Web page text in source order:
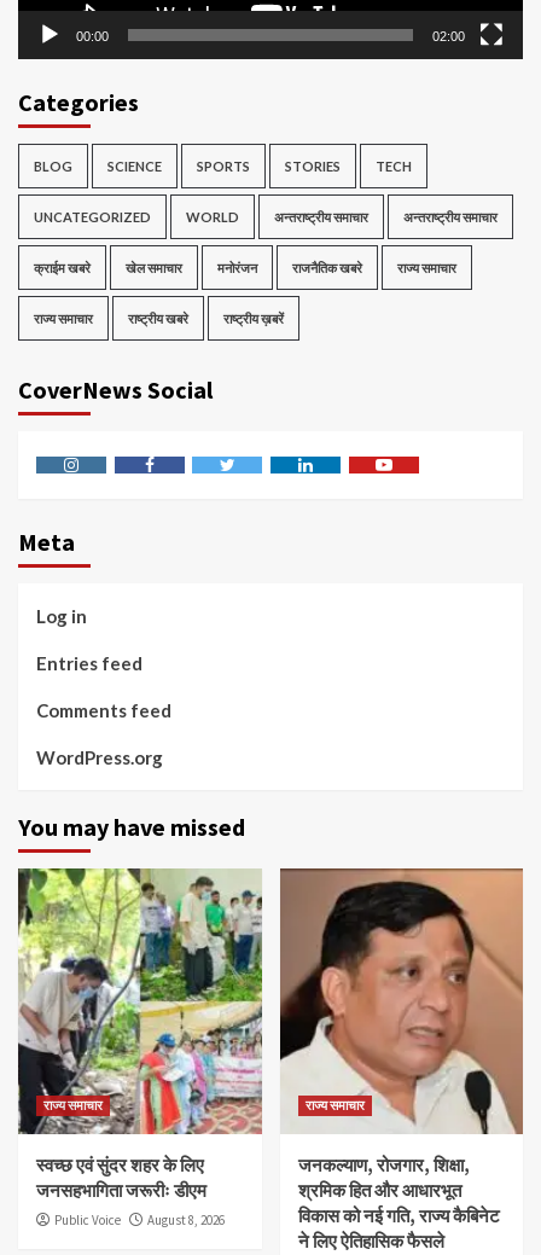
00:00 02:00
Categories
BLOG SCIENCE SPORTS STORIES TECH
UNCATEGORIZED WORLD अन्तराष्ट्रीय समाचार अन्तराष्ट्रीय समाचार
क्राईम खबरे खेल समाचार मनोरंजन राजनैतिक खबरे राज्य समाचार
राज्य समाचार राष्ट्रीय खबरे राष्ट्रीय ख़बरें
CoverNews Social
Meta
Log in
Entries feed
Comments feed
WordPress.org
You may have missed
राज्य समाचार
स्वच्छ एवं सुंदर शहर के लिए
जनसहभागिता जरूरीः डीएम
Public Voice August 8, 2026
राज्य समाचार
जनकल्याण, रोजगार, शिक्षा,
श्रमिक हित और आधारभूत
विकास को नई गति, राज्य कैबिनेट
ने लिए ऐतिहासिक फैसले